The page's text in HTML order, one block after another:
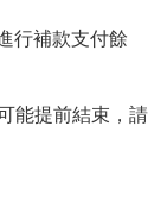
行補款支付餘
能提前結束，請